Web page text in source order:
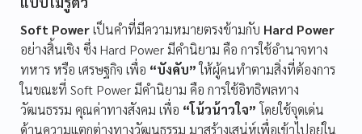
Soft Powerเป็นคำที่มีความหมายตรงข้ามกับ Hard Power
อย่างสิ้นเชิง ซึ่ง Hard Power มีคำนิยาม คือ การใช้อำนาจทาง
ทหาร หรือ เศรษฐกิจ เพื่อ “บังคับ”ให้ผู้คนทำตามสิ่งที่ต้องการ
ในขณะที่ Soft Power มีคำนิยาม คือ การใช้อิทธิพลทาง
วัฒนธรรม คุณค่าทางสังคม เพื่อ “โน้วน้าวใจ” โดยใช้จุดเด่น
ด้านความแตกต่างทางวัฒนธรรม มาสร้างเสน่ห์เพื่อเข้าไปอยู่ใน